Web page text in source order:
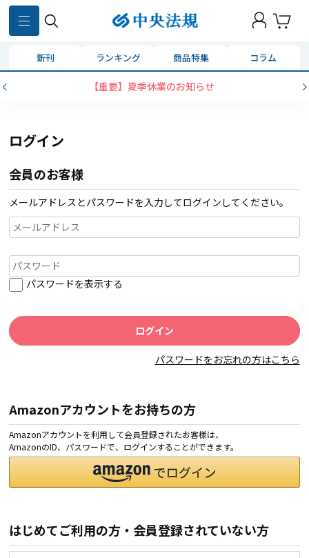
新刊 ランキング 商品特集 コラム
【重要】夏季休業のお知らせ
ログイン
会員のお客様
メールアドレスとパスワードを入力してログインしてください。
パスワードを表示する
パスワードをお忘れの方はこちら
Amazonアカウントをお持ちの方
Amazonアカウントを利用して会員登録されたお客様は、
AmazonのID、パスワードで、ログインすることができます。
はじめてご利用の方・会員登録されていない方